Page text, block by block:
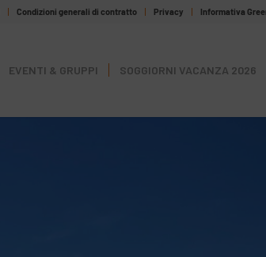
Condizioni generali di contratto Privacy Informativa
EVENTI & GRUPPI SOGGIORNI VACANZA 2026